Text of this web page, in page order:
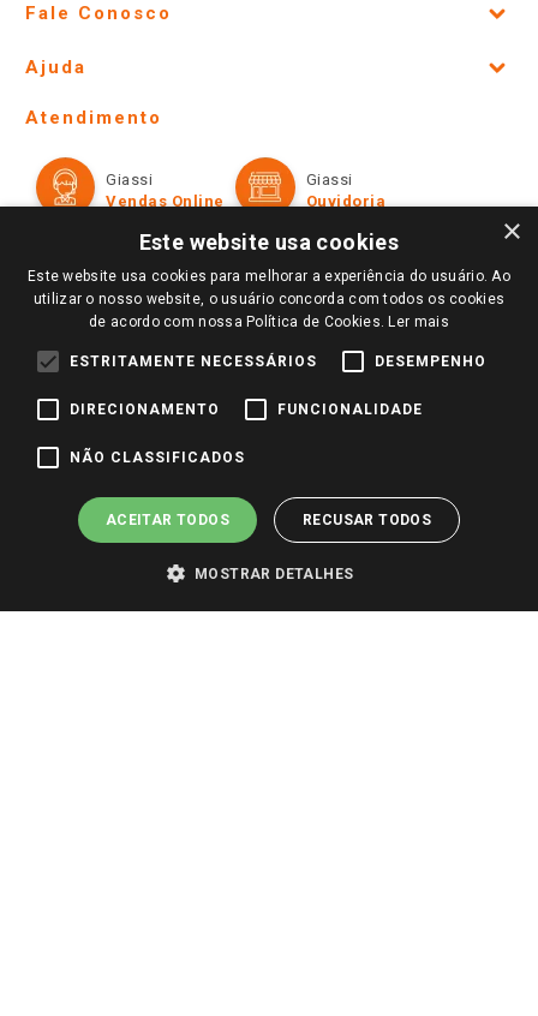
Fale Conosco
Lojas Físicas e Horários
Ofertas
Televendas
Perguntas frequentes
Trabalhe Conosco
Identidade Visual
Ajuda
Formas de Pagamento
Políticas de entrega
Trocas e Devoluções
Atendimento
Giassi
Vendas Online
Giassi
Ouvidoria
Redes Sociais
Pagamento e Segurança
×
Este website usa cookies
Este website usa cookies para melhorar a experiência do usuário. Ao
utilizar o nosso website, o usuário concorda com todos os cookies
de acordo com nossa Política de Cookies. Ler mais
ESTRITAMENTE NECESSÁRIOS DESEMPENHO
DIRECIONAMENTO FUNCIONALIDADE
NÃO CLASSIFICADOS
ACEITAR TODOS RECUSAR TODOS
MOSTRAR DETALHES